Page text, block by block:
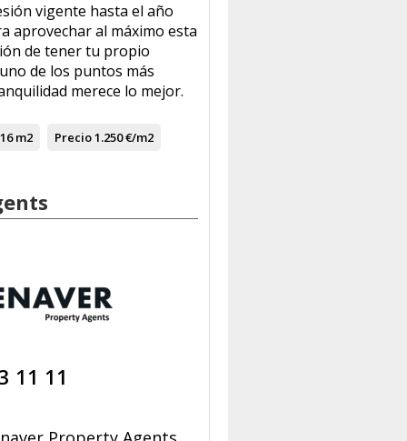
vigente hasta el año
aprovechar al máximo esta
de tener tu propio
de los puntos más
merece lo mejor.
m2 Precio1.250 €/m2
11 11